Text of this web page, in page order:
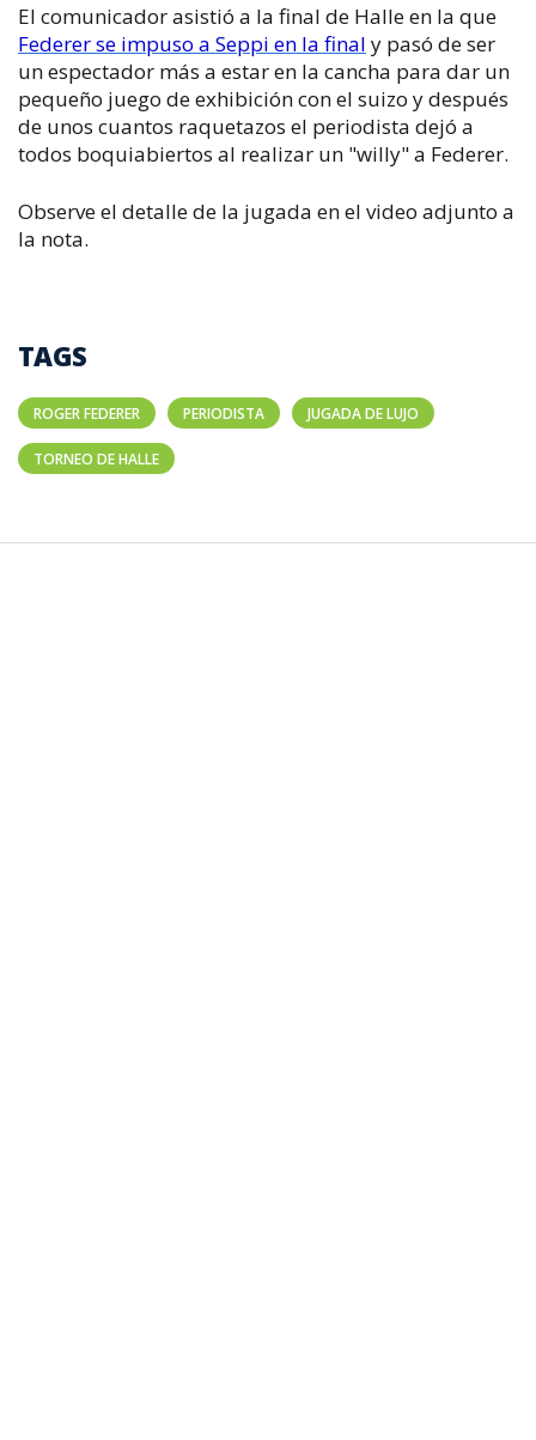
El comunicador asistió a la final de Halle en la que
Federer se impuso a Seppi en la final y pasó de ser
un espectador más a estar en la cancha para dar un
pequeño juego de exhibición con el suizo y después
de unos cuantos raquetazos el periodista dejó a
todos boquiabiertos al realizar un "willy" a Federer.
Observe el detalle de la jugada en el video adjunto a
la nota.
TAGS
ROGER FEDERER PERIODISTA JUGADA DE LUJO
TORNEO DE HALLE